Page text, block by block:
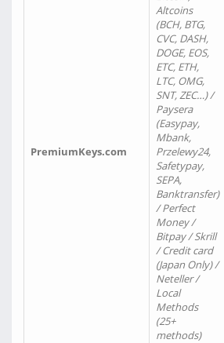
PremiumKeys.com
Altcoins
(BCH, BTG,
CVC, DASH,
DOGE, EOS,
ETC, ETH,
LTC, OMG,
SNT, ZEC…) /
Paysera
(Easypay,
Mbank,
Przelewy24,
Safetypay,
SEPA,
Banktransfer)
/ Perfect
Money /
Bitpay / Skrill
/ Credit card
(Japan Only) /
Neteller /
Local
Methods
(25+
methods)